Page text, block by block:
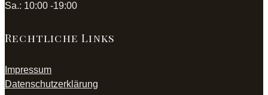
Sa.: 10:00 -19:00
Rechtliche Links
Impressum
Datenschutzerklärung